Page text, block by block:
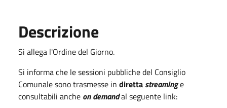
Descrizione
Si allega l'Ordine del Giorno.
Si informa che le sessioni pubbliche del Consiglio
Comunale sono trasmesse in direttastreaminge
consultabili anche on demandal seguente link: